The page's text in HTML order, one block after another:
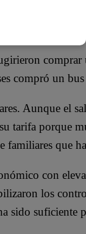
el arriendo,
compró un
Aunque el
tarifa porque
familiares que
con
los
sido suficiente